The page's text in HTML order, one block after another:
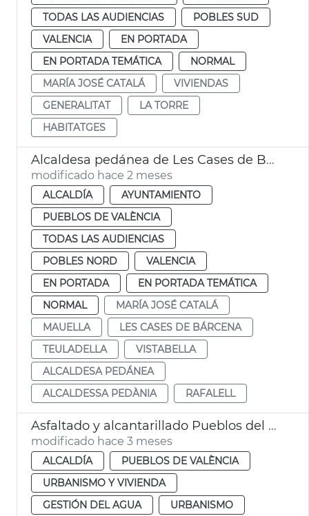
TODAS LAS AUDIENCIAS
POBLES SUD
VALENCIA
EN PORTADA
EN PORTADA TEMÁTICA
NORMAL
MARÍA JOSÉ CATALÁ
VIVIENDAS
GENERALITAT
LA TORRE
HABITATGES
Alcaldesa pedánea de Les Cases de Bàrcena València
modificado hace 2 meses
ALCALDÍA
AYUNTAMIENTO
PUEBLOS DE VALÈNCIA
TODAS LAS AUDIENCIAS
POBLES NORD
VALENCIA
EN PORTADA
EN PORTADA TEMÁTICA
NORMAL
MARÍA JOSÉ CATALÁ
MAUELLA
LES CASES DE BÁRCENA
TEULADELLA
VISTABELLA
ALCALDESA PEDÁNEA
ALCALDESSA PEDÀNIA
RAFALELL
Asfaltado y alcantarillado Pueblos del Sur València
modificado hace 3 meses
ALCALDÍA
PUEBLOS DE VALÈNCIA
URBANISMO Y VIVIENDA
GESTIÓN DEL AGUA
URBANISMO